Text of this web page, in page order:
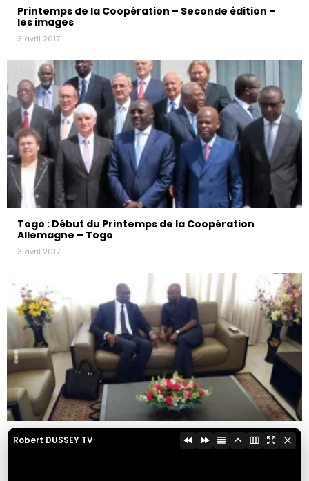
Printemps de la Coopération – Seconde édition –
les images
3 avril 2017
Togo : Début du Printemps de la Coopération
Allemagne – Togo
3 avril 2017
Coopération à l’échelle régionale
Robert DUSSEY TV